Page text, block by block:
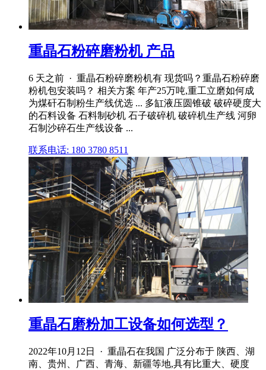
重晶石粉碎磨粉机 产品
6 天之前 · 重晶石粉碎磨粉机有 现货吗？重晶石粉碎磨
粉机包安装吗？ 相关方案 年产25万吨,重工立磨如何成
为煤矸石制粉生产线优选 ... 多缸液压圆锥破 破碎硬度大
的石料设备 石料制砂机 石子破碎机 破碎机生产线 河卵
石制沙碎石生产线设备 ...
联系电话: 180 3780 8511
重晶石磨粉加工设备如何选型？
2022年10月12日 · 重晶石在我国 广泛分布于 陕西、湖
南、贵州、广西、青海、新疆等地,具有比重大、硬度